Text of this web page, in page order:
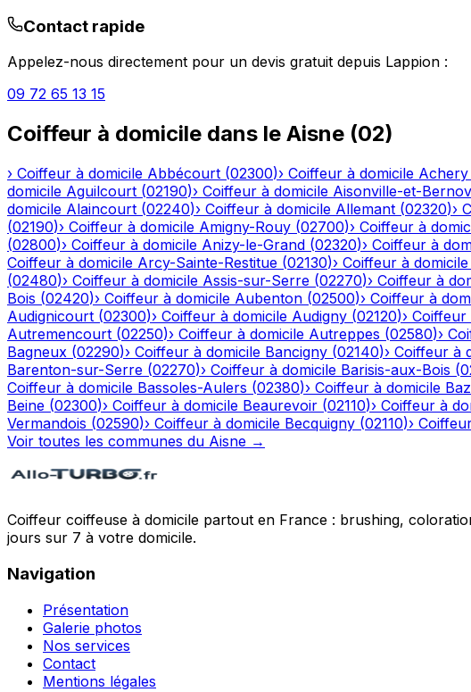
Contact rapide
Appelez-nous directement pour un devis gratuit depuis Lappion :
09 72 65 13 15
Coiffeur à domicile dans le Aisne (02)
› Coiffeur à domicile Abbécourt (02300)› Coiffeur à domicile Achery
domicile Aguilcourt (02190)› Coiffeur à domicile Aisonville-et-
domicile Alaincourt (02240)› Coiffeur à domicile Allemant (02320)›
(02190)› Coiffeur à domicile Amigny-Rouy (02700)› Coiffeur à
(02800)› Coiffeur à domicile Anizy-le-Grand (02320)› Coiffeur à
Coiffeur à domicile Arcy-Sainte-Restitue (02130)› Coiffeur à domicile
(02480)› Coiffeur à domicile Assis-sur-Serre (02270)› Coiffeur à
Bois (02420)› Coiffeur à domicile Aubenton (02500)› Coiffeur à
Audignicourt (02300)› Coiffeur à domicile Audigny (02120)› Coiffeur
Autremencourt (02250)› Coiffeur à domicile Autreppes (02580)›
Bagneux (02290)› Coiffeur à domicile Bancigny (02140)› Coiffeur à
Barenton-sur-Serre (02270)› Coiffeur à domicile Barisis-aux-Bois (
Coiffeur à domicile Bassoles-Aulers (02380)› Coiffeur à domicile
Beine (02300)› Coiffeur à domicile Beaurevoir (02110)› Coiffeur à
Vermandois (02590)› Coiffeur à domicile Becquigny (02110)›
Voir toutes les communes du Aisne →
Coiffeur coiffeuse à domicile partout en France : brushing,
jours sur 7 à votre domicile.
Navigation
Présentation
Galerie photos
Nos services
Contact
Mentions légales